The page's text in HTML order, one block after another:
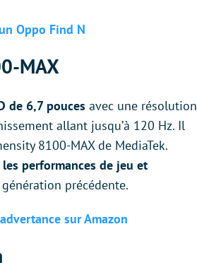
Oppo Find N
MAX
de 6,7 pouces avec une résolution
allant jusqu’à 120 Hz. Il
8100-MAX de MediaTek.
performances de jeu et
précédente.
sur Amazon